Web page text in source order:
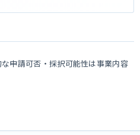
申請可否・採択可能性は事業内容